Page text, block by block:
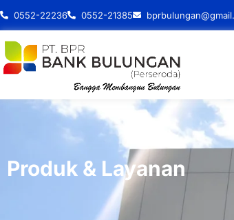
0552-22236 0552-21385
Produk & Layanan